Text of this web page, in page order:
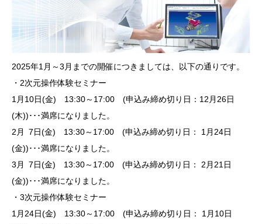
2025年1月～3月までの開催につきましては、以下の通りです。
・2次元操作体験セミナー
1月10日(金) 13:30～17:00 (申込み締め切り日：12月26日
(木))･･･満席になりました。
2月 7日(金) 13:30～17:00 (申込み締め切り日： 1月24日
(金))･･･満席になりました。
3月 7日(金) 13:30～17:00 (申込み締め切り日： 2月21日
(金))･･･満席になりました。
・3次元操作体験セミナー
1月24日(金) 13:30～17:00 (申込み締め切り日： 1月10日